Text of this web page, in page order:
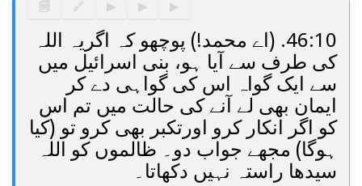
▶
▶
▶
🔗
🗐
46:10. (اے محمد!) پوچھو کہ اگریہ اللہ
کی طرف سے آیا ہو، بنی اسرائیل میں
سے ایک گواہ اس کی گواہی دے کر
ایمان بھی لے آنے کی حالت میں تم اس
کو اگر انکار کرو اورتکبر بھی کرو تو (کیا
ہوگا) مجھے جواب دو۔ ظالموں کو اللہ
سیدھا راستہ نہیں دکھاتا۔